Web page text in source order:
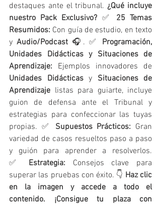
destaques ante el tribunal. ¿Qué incluye
nuestro Pack Exclusivo? ✅ 25 Temas
Resumidos: Con guía de estudio, en texto
y Audio/Podcast 🎧. ✅ Programación,
Unidades Didácticas y Situaciones de
Aprendizaje:
Unidades Didácticas y Situaciones de
Aprendizaje listas para guiarte, incluye
guion de defensa ante el Tribunal y
estrategias para confeccionar las tuyas
propias. ✅ Supuestos Prácticos: Gran
variedad de casos resueltos paso a paso
y guión para aprender a resolverlos.
✅ Estrategia: Consejos clave para
superar las pruebas con éxito. 👇 Haz clic
en la imagen y accede a todo el
contenido. ¡Consigue tu plaza con